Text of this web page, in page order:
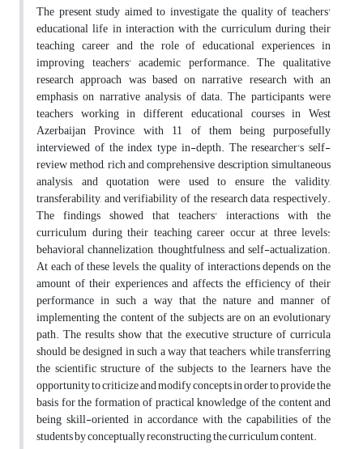
The present study aimed to investigate the quality of teachers'
educational life in interaction with the curriculum during their
teaching career and the role of educational experiences in
improving teachers' academic performance. The qualitative
research approach was based on narrative research with an
emphasis on narrative analysis of data. The participants were
teachers working in different educational courses in West
Azerbaijan Province, with 11 of them being purposefully
interviewed of the index type in-depth. The researcher's self-
review method, rich and comprehensive description, simultaneous
analysis, and quotation were used to ensure the validity,
transferability, and verifiability of the research data, respectively.
The findings showed that teachers' interactions with the
curriculum during their teaching career occur at three levels:
behavioral channelization, thoughtfulness, and self-actualization.
At each of these levels, the quality of interactions depends on the
amount of their experiences and affects the efficiency of their
performance in such a way that the nature and manner of
implementing the content of the subjects are on an evolutionary
path. The results show that the executive structure of curricula
should be designed in such a way that teachers, while transferring
the scientific structure of the subjects to the learners, have the
opportunity to criticize and modify concepts in order to provide the
basis for the formation of practical knowledge of the content and
being skill-oriented in accordance with the capabilities of the
students by conceptually reconstructing the curriculum content.